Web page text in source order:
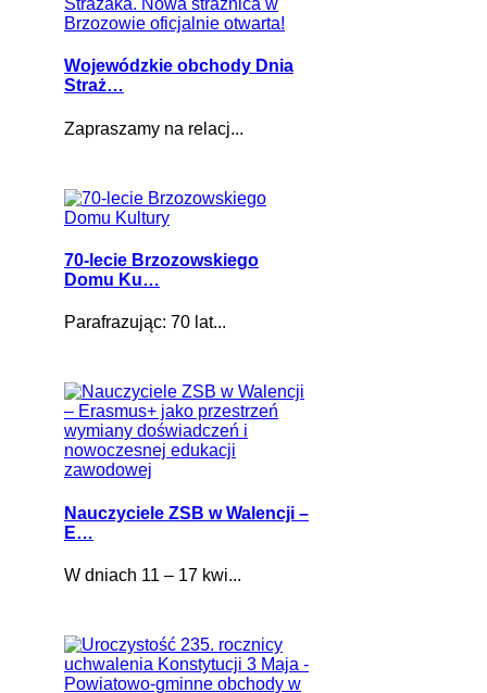
Wojewódzkie obchody Dnia
Straż…
Zapraszamy na relacj...
70-lecie Brzozowskiego
Domu Ku…
Parafrazując: 70 lat...
Nauczyciele ZSB w Walencji –
E…
W dniach 11 – 17 kwi...